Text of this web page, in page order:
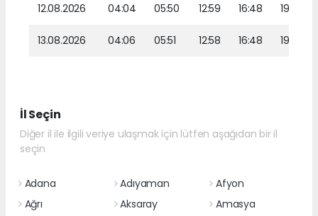
12.08.2026 04:04 05:50 12:59 16:48 19:56
13.08.2026 04:06 05:51 12:58 16:48 19:55
İl Seçin
Diğer il ile ilgili veriye ulaşmak için lütfen aşağıdan bir il
seçin
Adana Adıyaman
Afyon
Ağrı
Aksaray
Amasya